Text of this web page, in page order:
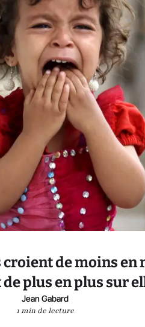
de moins en
plus en plus sur
Jean Gabard
1 min de lecture